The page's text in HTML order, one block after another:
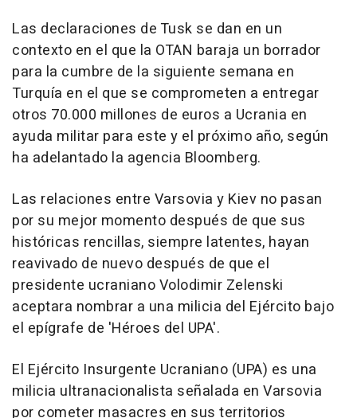
Las declaraciones de Tusk se dan en un
contexto en el que la OTAN baraja un borrador
para la cumbre de la siguiente semana en
Turquía en el que se comprometen a entregar
otros 70.000 millones de euros a Ucrania en
ayuda militar para este y el próximo año, según
ha adelantado la agencia Bloomberg.
Las relaciones entre Varsovia y Kiev no pasan
por su mejor momento después de que sus
históricas rencillas, siempre latentes, hayan
reavivado de nuevo después de que el
presidente ucraniano Volodimir Zelenski
aceptara nombrar a una milicia del Ejército bajo
el epígrafe de 'Héroes del UPA'.
El Ejército Insurgente Ucraniano (UPA) es una
milicia ultranacionalista señalada en Varsovia
por cometer masacres en sus territorios